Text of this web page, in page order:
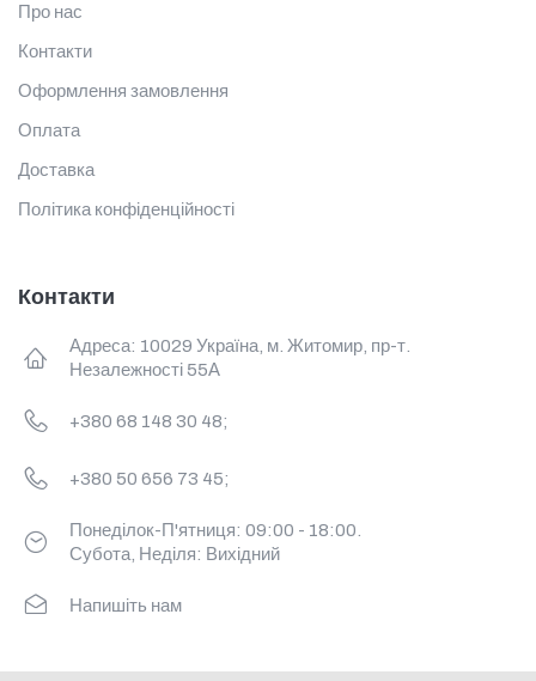
Про нас
Контакти
Оформлення замовлення
Оплата
Доставка
Політика конфіденційності
Контакти
Адреса: 10029 Україна, м. Житомир, пр-т.
Незалежності 55А
+380 68 148 30 48;
+380 50 656 73 45;
Понеділок-П'ятниця: 09:00 - 18:00.
Субота, Неділя: Вихідний
Напишіть нам